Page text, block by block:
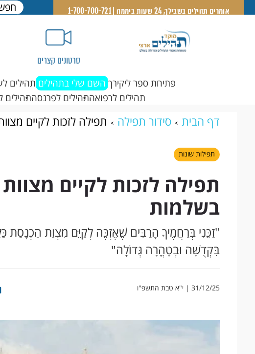
אומרים תהילים בשבילך, 24 שעות ביממה | 1-700-700-721
סרטונים קצרים
פתיחת ספר ליקירך השם שלי בתהילים תהילים
תהילים לרפואהתהילים לפרנסהתהילים
דף הבית סידור תפילה תפילה לזכות לקיים
תפילות שונות
תפילה לזכות לקיים
בשלמות
"זַכֵּנִי בְּרַחֲמֶיךָ הָרַבִּים שֶׁאֶזְכֶּה לְקַיֵּם מִצְוַת
בִּקְדֻשָּׁה וּבְטָהֳרָה גְּדוֹלָה"
31/12/25 | י"א טבת התשפ"ו